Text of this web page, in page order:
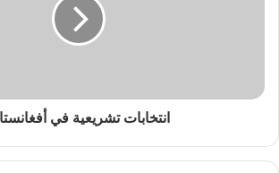
انتخابات تشريعية في